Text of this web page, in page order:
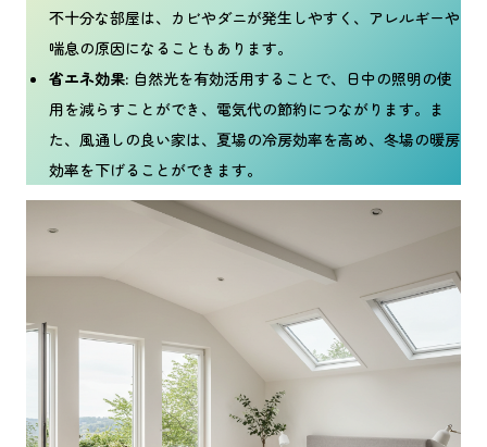
不十分な部屋は、カビやダニが発生しやすく、アレルギーや
喘息の原因になることもあります。
省エネ効果: 自然光を有効活用することで、日中の照明の使
用を減らすことができ、電気代の節約につながります。ま
た、風通しの良い家は、夏場の冷房効率を高め、冬場の暖房
効率を下げることができます。